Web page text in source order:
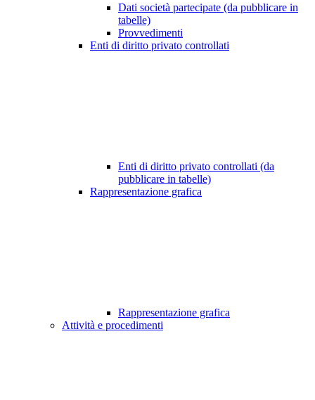
Dati società partecipate (da pubblicare in
tabelle)
Provvedimenti
Enti di diritto privato controllati
Enti di diritto privato controllati (da
pubblicare in tabelle)
Rappresentazione grafica
Rappresentazione grafica
Attività e procedimenti